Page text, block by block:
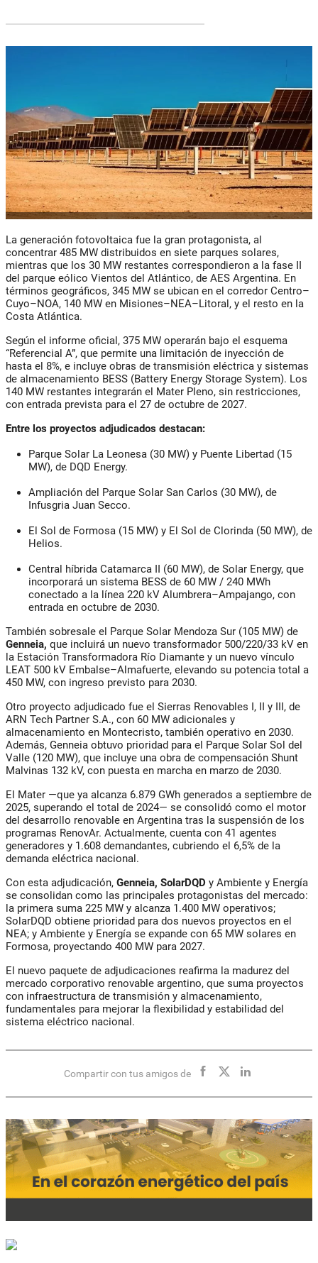
La generación fotovoltaica fue la gran protagonista, al
concentrar 485 MW distribuidos en siete parques solares,
mientras que los 30 MW restantes correspondieron a la fase II
del parque eólico Vientos del Atlántico, de AES Argentina. En
términos geográficos, 345 MW se ubican en el corredor Centro–
Cuyo–NOA, 140 MW en Misiones–NEA–Litoral, y el resto en la
Costa Atlántica.
Según el informe oficial, 375 MW operarán bajo el esquema
“Referencial A”, que permite una limitación de inyección de
hasta el 8%, e incluye obras de transmisión eléctrica y sistemas
de almacenamiento BESS (Battery Energy Storage System). Los
140 MW restantes integrarán el Mater Pleno, sin restricciones,
con entrada prevista para el 27 de octubre de 2027.
Entre los proyectos adjudicados destacan:
Parque Solar La Leonesa (30 MW) y Puente Libertad (15
MW), de DQD Energy.
Ampliación del Parque Solar San Carlos (30 MW), de
Infusgria Juan Secco.
El Sol de Formosa (15 MW) y El Sol de Clorinda (50 MW), de
Helios.
Central híbrida Catamarca II (60 MW), de Solar Energy, que
incorporará un sistema BESS de 60 MW / 240 MWh
conectado a la línea 220 kV Alumbrera–Ampajango, con
entrada en octubre de 2030.
También sobresale el Parque Solar Mendoza Sur (105 MW) de
Genneia, que incluirá un nuevo transformador 500/220/33 kV en
la Estación Transformadora Río Diamante y un nuevo vínculo
LEAT 500 kV Embalse–Almafuerte, elevando su potencia total a
450 MW, con ingreso previsto para 2030.
Otro proyecto adjudicado fue el Sierras Renovables I, II y III, de
ARN Tech Partner S.A., con 60 MW adicionales y
almacenamiento en Montecristo, también operativo en 2030.
Además, Genneia obtuvo prioridad para el Parque Solar Sol del
Valle (120 MW), que incluye una obra de compensación Shunt
Malvinas 132 kV, con puesta en marcha en marzo de 2030.
El Mater —que ya alcanza 6.879 GWh generados a septiembre de
2025, superando el total de 2024— se consolidó como el motor
del desarrollo renovable en Argentina tras la suspensión de los
programas RenovAr. Actualmente, cuenta con 41 agentes
generadores y 1.608 demandantes, cubriendo el 6,5% de la
demanda eléctrica nacional.
Con esta adjudicación, Genneia, SolarDQD y Ambiente y Energía
se consolidan como las principales protagonistas del mercado:
la primera suma 225 MW y alcanza 1.400 MW operativos;
SolarDQD obtiene prioridad para dos nuevos proyectos en el
NEA; y Ambiente y Energía se expande con 65 MW solares en
Formosa, proyectando 400 MW para 2027.
El nuevo paquete de adjudicaciones reafirma la madurez del
mercado corporativo renovable argentino, que suma proyectos
con infraestructura de transmisión y almacenamiento,
fundamentales para mejorar la flexibilidad y estabilidad del
sistema eléctrico nacional.
Compartir con tus amigos de